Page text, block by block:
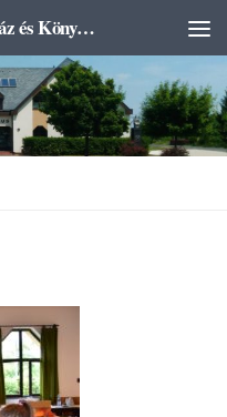
Tát Város Önkormányzat Kultúrház és Könyvtár